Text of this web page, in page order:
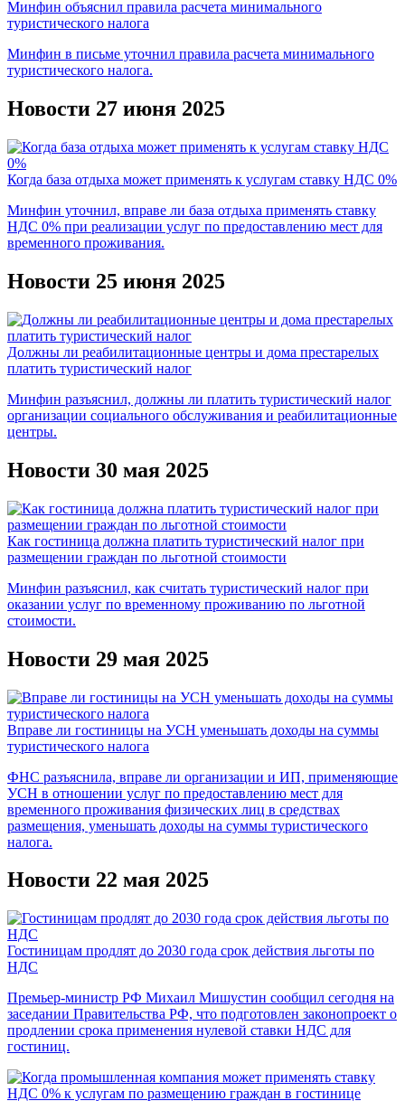
Минфин объяснил правила расчета минимального
туристического налога
Минфин в письме уточнил правила расчета минимального
туристического налога.
Новости 27 июня 2025
Когда база отдыха может применять к услугам ставку НДС 0%
Минфин уточнил, вправе ли база отдыха применять ставку
НДС 0% при реализации услуг по предоставлению мест для
временного проживания.
Новости 25 июня 2025
Должны ли реабилитационные центры и дома престарелых
платить туристический налог
Минфин разъяснил, должны ли платить туристический налог
организации социального обслуживания и реабилитационные
центры.
Новости 30 мая 2025
Как гостиница должна платить туристический налог при
размещении граждан по льготной стоимости
Минфин разъяснил, как считать туристический налог при
оказании услуг по временному проживанию по льготной
стоимости.
Новости 29 мая 2025
Вправе ли гостиницы на УСН уменьшать доходы на суммы
туристического налога
ФНС разъяснила, вправе ли организации и ИП, применяющие
УСН в отношении услуг по предоставлению мест для
временного проживания физических лиц в средствах
размещения, уменьшать доходы на суммы туристического
налога.
Новости 22 мая 2025
Гостиницам продлят до 2030 года срок действия льготы по
НДС
Премьер-министр РФ Михаил Мишустин сообщил сегодня на
заседании Правительства РФ, что подготовлен законопроект о
продлении срока применения нулевой ставки НДС для
гостиниц.